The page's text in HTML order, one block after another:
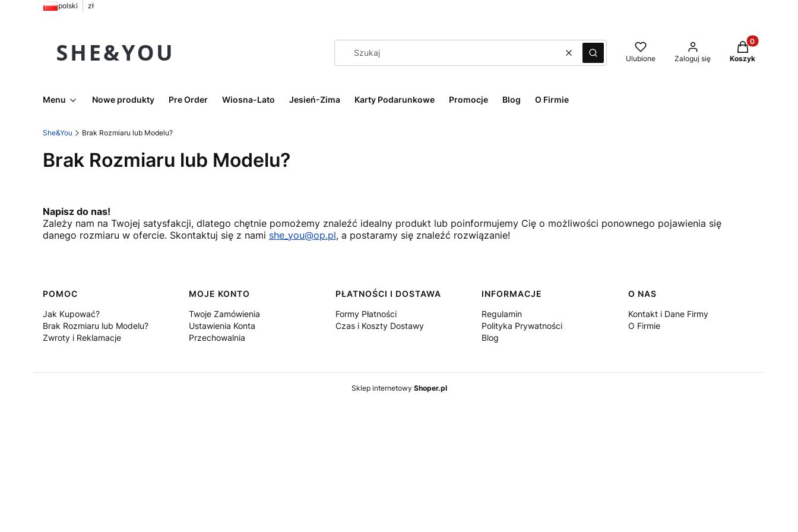
polski zł
WyczyśćSzukaj Ulubione Zaloguj się
Produkty w
Koszyk
Menu Nowe produkty Pre Order Wiosna-Lato Jesień-Zima Karty Podarunkowe Promocje Blog O Firmie
She&You Brak Rozmiaru lub Modelu?
Brak Rozmiaru lub Modelu?
Napisz do nas!
Zależy nam na Twojej satysfakcji, dlatego chętnie pomożemy znaleźć idealny produkt lub poinformujemy Cię o możliwości ponownego pojawienia się
danego rozmiaru w ofercie. Skontaktuj się z nami she_you@op.pl, a postaramy się znaleźć rozwiązanie!
Linki w stopce
POMOC
Jak Kupować?
Brak Rozmiaru lub Modelu?
Zwroty i Reklamacje
MOJE KONTO
Twoje Zamówienia
Ustawienia Konta
Przechowalnia
PŁATNOŚCI I DOSTAWA
Formy Płatności
Czas i Koszty Dostawy
INFORMACJE
Regulamin
Polityka Prywatności
Blog
O NAS
Kontakt i Dane Firmy
O Firmie
Sklep internetowy Shoper.pl